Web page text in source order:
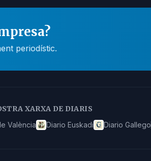
periodístic.
XARXA DE DIARIS
València Diario Euskadi Diario Gallego